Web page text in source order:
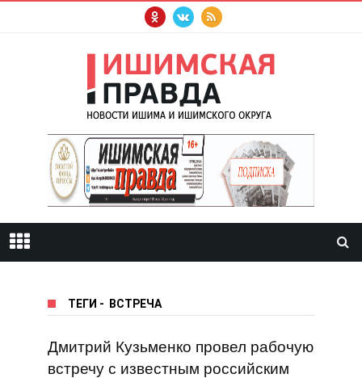
ТЕГИ - ВСТРЕЧА
Дмитрий Кузьменко провел рабочую
встречу с известным российским